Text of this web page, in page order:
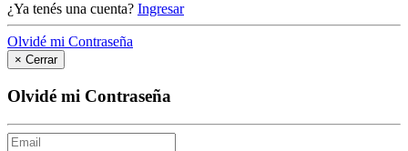
¿Ya tenés una cuenta? Ingresar
Olvidé mi Contraseña
× Cerrar
Olvidé mi Contraseña